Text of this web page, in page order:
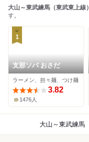
大山～東武練馬（東武東上線）
す。
1
支那ソバ おさだ
ラーメン、担々麺、つけ麺
3.82
1476人